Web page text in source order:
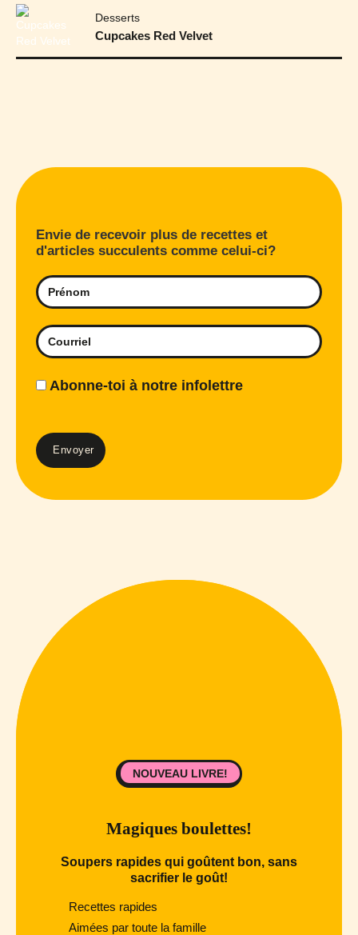
Desserts
Cupcakes Red Velvet
Envie de recevoir plus de recettes et
d'articles succulents comme celui-ci?
Abonne-toi à notre infolettre
Magiques boulettes!
Soupers rapides qui goûtent bon, sans
sacrifier le goût!
Recettes rapides
Aimées par toute la famille
NOUVEAU LIVRE!